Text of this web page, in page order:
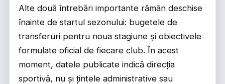
Alte două întrebări importante rămân deschise
înainte de startul sezonului: bugetele de
transferuri pentru noua stagiune și obiectivele
formulate oficial de fiecare club. În acest
moment, datele publicate indică direcția
sportivă, nu și țintele administrative sau